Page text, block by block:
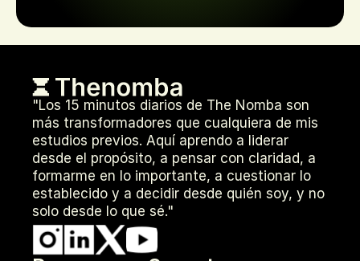
"Los 15 minutos diarios de The Nomba son
más transformadores que cualquiera de mis
estudios previos. Aquí aprendo a liderar
desde el propósito, a pensar con claridad, a
formarme en lo importante, a cuestionar lo
establecido y a decidir desde quién soy, y no
solo desde lo que sé."